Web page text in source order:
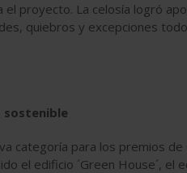
proyecto. La celosía logró
quiebros y excepciones
sostenible
categoría para los premios de
el edificio ´Green House´,